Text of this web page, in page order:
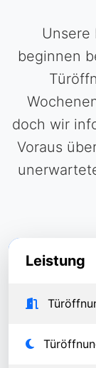
Unsere
beginnen
doch wir
Voraus
Leistung